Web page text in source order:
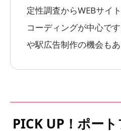
定性調査からWEBサイ
コーディングが中心で
や駅広告制作の機会もあ
PICK UP！ポー